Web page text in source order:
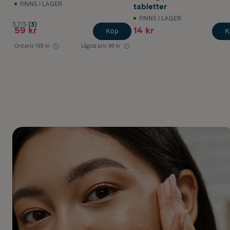
FINNS I LAGER
3.7/5 (3)
59 kr
Ord.pris 195 kr Lägsta pris 96 kr
Köp
tabletter
FINNS I LAGER
14 kr